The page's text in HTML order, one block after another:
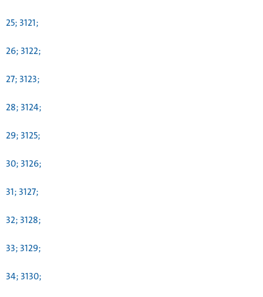
25; 3121;
26; 3122;
27; 3123;
28; 3124;
29; 3125;
30; 3126;
31; 3127;
32; 3128;
33; 3129;
34; 3130;